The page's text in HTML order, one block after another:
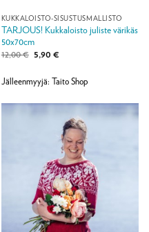
KUKKALOISTO-SISUSTUSMALLISTO
TARJOUS! Kukkaloisto juliste värikäs
50x70cm
12,00€ Alkuperäinen
hinta
12,00 €.
5,90 €Nykyinen
5,90 €.
Jälleenmyyjä: Taito Shop